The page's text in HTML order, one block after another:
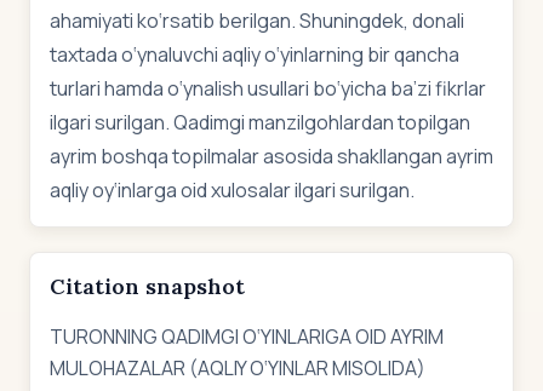
ahamiyati ko‘rsatib berilgan. Shuningdek, donali
taxtada o‘ynaluvchi aqliy o‘yinlarning bir qancha
turlari hamda o‘ynalish usullari bo‘yicha ba’zi fikrlar
ilgari surilgan. Qadimgi manzilgohlardan topilgan
ayrim boshqa topilmalar asosida shakllangan ayrim
aqliy oy‘inlarga oid xulosalar ilgari surilgan.
Citation snapshot
TURONNING QADIMGI O‘YINLARIGA OID AYRIM
MULOHAZALAR (AQLIY O‘YINLAR MISOLIDA)